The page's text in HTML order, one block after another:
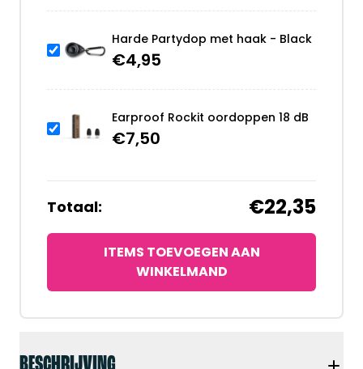
Harde Partydop met haak - Black
€4,95
Earproof Rockit oordoppen 18 dB
€7,50
Totaal: €22,35
ITEMS TOEVOEGEN AAN
WINKELMAND